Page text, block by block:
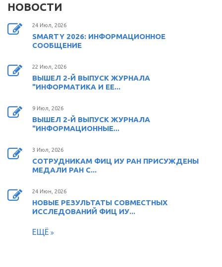
НОВОСТИ
24 Июл, 2026
SMARTY 2026: ИНФОРМАЦИОННОЕ
СООБЩЕНИЕ
22 Июл, 2026
ВЫШЕЛ 2-Й ВЫПУСК ЖУРНАЛА
"ИНФОРМАТИКА И ЕЕ...
9 Июл, 2026
ВЫШЕЛ 2-Й ВЫПУСК ЖУРНАЛА
"ИНФОРМАЦИОННЫЕ...
3 Июл, 2026
СОТРУДНИКАМ ФИЦ ИУ РАН ПРИСУЖДЕНЫ
МЕДАЛИ РАН С...
24 Июн, 2026
НОВЫЕ РЕЗУЛЬТАТЫ СОВМЕСТНЫХ
ИССЛЕДОВАНИЙ ФИЦ ИУ...
ЕЩЁ